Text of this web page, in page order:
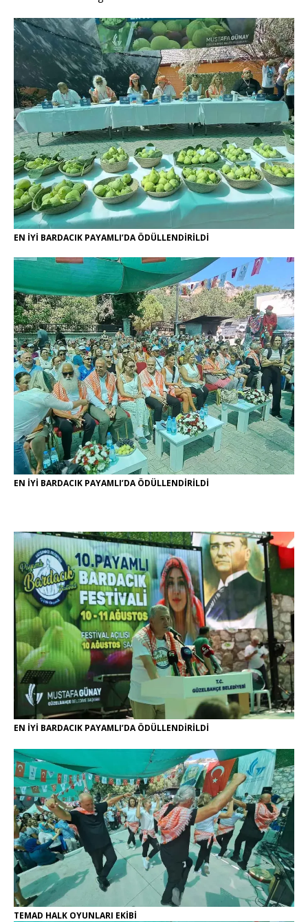
EN İYİ BARDACIK PAYAMLI’DA ÖDÜLLENDİRİLDİ
EN İYİ BARDACIK PAYAMLI’DA ÖDÜLLENDİRİLDİ
EN İYİ BARDACIK PAYAMLI’DA ÖDÜLLENDİRİLDİ
TEMAD HALK OYUNLARI EKİBİ